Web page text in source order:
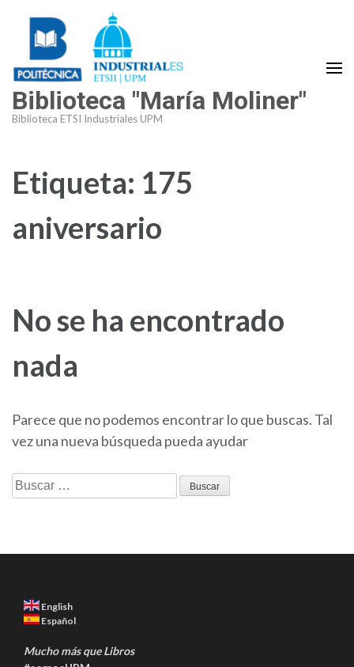
contenido
(presiona
tecla
Biblioteca "María Moliner"
Biblioteca ETSI Industriales UPM
Etiqueta: 175
aniversario
No se ha encontrado
nada
Parece que no podemos encontrar lo que buscas. Tal
vez una nueva búsqueda pueda ayudar
Buscar:
English
Español
Mucho más que Libros